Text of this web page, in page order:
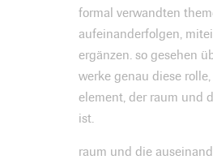
formal verwandten
aufeinanderfolgen,
ergänzen. so gesehen
werke genau diese
element, der raum und
ist.
raum und die